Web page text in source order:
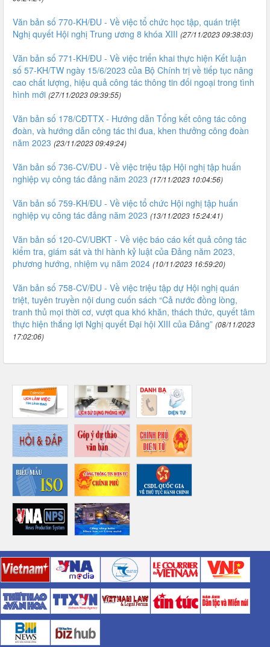
Văn bản số 770-KH/ĐU - Về việc tổ chức học tập, quán triệt
Nghị quyết Hội nghị Trung ương 8 khóa XIII (27/11/2023 09:38:03)
Văn bản số 771-KH/ĐU - Về việc triển khai thực hiện Kết luận
số 57-KH/TW ngày 15/6/2023 của Bộ Chính trị về tiếp tục nâng
cao chất lượng, hiệu quả công tác thông tin đối ngoại trong tình
hình mới (27/11/2023 09:39:55)
Văn bản số 178/CĐTTX - Hướng dẫn Tổng kết công tác công
đoàn, và hướng dẫn công tác thi đua, khen thưởng công đoàn
năm 2023 (23/11/2023 09:49:24)
Văn bản số 736-CV/ĐU - Về việc triệu tập Hội nghị tập huấn
nghiệp vụ công tác đảng năm 2023 (17/11/2023 10:04:56)
Văn bản số 759-KH/ĐU - Về việc tổ chức Hội nghị tập huấn
nghiệp vụ công tác đảng năm 2023 (13/11/2023 15:24:41)
Văn bản số 120-CV/UBKT - Về việc báo cáo kết quả công tác
kiểm tra, giám sát và thi hành kỷ luật của Đảng năm 2023,
phương hướng, nhiệm vụ năm 2024 (10/11/2023 16:59:20)
Văn bản số 758-CV/ĐU - Về việc triệu tập dự Hội nghị quán
triệt, tuyên truyền nội dung cuốn sách “Cả nước đồng lòng,
tranh thủ mọi thời cơ, vượt qua khó khăn, thách thức, quyết tâm
thực hiện thắng lợi Nghị quyết Đại hội XIII của Đảng” (08/11/2023
17:02:06)